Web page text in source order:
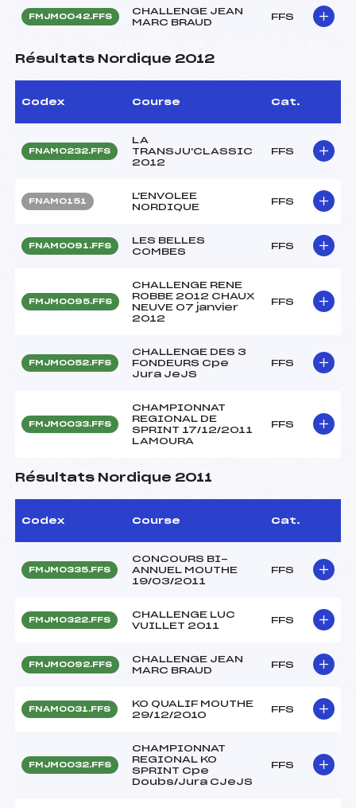
FMJM0042.FFS
CHALLENGE JEAN
MARC BRAUD
FFS
Résultats Nordique 2012
Codex Course Cat.
FNAM0232.FFS
LA
TRANSJU'CLASSIC
2012
FFS
FNAM0151
L'ENVOLEE
NORDIQUE
FFS
FNAM0091.FFS
LES BELLES
COMBES
FFS
FMJM0095.FFS
CHALLENGE RENE
ROBBE 2012 CHAUX
NEUVE 07 janvier
2012
FFS
FMJM0052.FFS
CHALLENGE DES 3
FONDEURS Cpe
Jura JeJS
FFS
FMJM0033.FFS
CHAMPIONNAT
REGIONAL DE
SPRINT 17/12/2011
LAMOURA
FFS
Résultats Nordique 2011
Codex Course Cat.
FMJM0335.FFS
CONCOURS BI-
ANNUEL MOUTHE
19/03/2011
FFS
FMJM0322.FFS
CHALLENGE LUC
VUILLET 2011
FFS
FMJM0092.FFS
CHALLENGE JEAN
MARC BRAUD
FFS
FNAM0031.FFS
KO QUALIF MOUTHE
29/12/2010
FFS
FMJM0032.FFS
CHAMPIONNAT
REGIONAL KO
SPRINT Cpe
Doubs/Jura CJeJS
FFS